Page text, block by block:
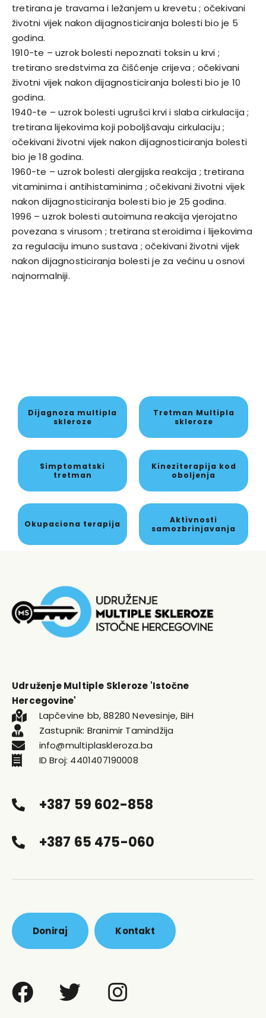
tretirana je travama i ležanjem u krevetu ; očekivani
životni vijek nakon dijagnosticiranja bolesti bio je 5
godina.
1910-te – uzrok bolesti nepoznati toksin u krvi ;
tretirano sredstvima za čišćenje crijeva ; očekivani
životni vijek nakon dijagnosticiranja bolesti bio je 10
godina.
1940-te – uzrok bolesti ugrušci krvi i slaba cirkulacija ;
tretirana lijekovima koji poboljšavaju cirkulaciju ;
očekivani životni vijek nakon dijagnosticiranja bolesti
bio je 18 godina.
1960-te – uzrok bolesti alergijska reakcija ; tretirana
vitaminima i antihistaminima ; očekivani životni vijek
nakon dijagnosticiranja bolesti bio je 25 godina.
1996 – uzrok bolesti autoimuna reakcija vjerojatno
povezana s virusom ; tretirana steroidima i lijekovima
za regulaciju imuno sustava ; očekivani životni vijek
nakon dijagnosticiranja bolesti je za većinu u osnovi
najnormalniji.
Dijagnoza multipla
skleroze
Tretman Multipla
skleroze
Simptomatski
tretman
Kineziterapija kod
oboljenja
Okupaciona terapija
Aktivnosti
samozbrinjavanja
+387 59 602-858
+387 65 475-060
Udruženje Multiple Skleroze 'Istočne
Hercegovine'
Lapčevine bb, 88280 Nevesinje, BiH
Zastupnik: Branimir Tamindžija
info@multiplaskleroza.ba
ID Broj: 4401407190008
Doniraj Kontakt